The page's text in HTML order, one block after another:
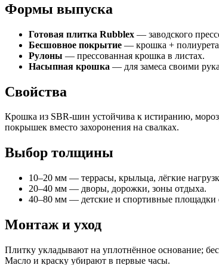
Формы выпуска
Готовая плитка Rubblex — заводского
Бесшовное покрытие — крошка +
Рулоны — прессованная крошка в листах.
Насыпная крошка — для замеса своими
Свойства
Крошка из SBR-шин устойчива к истиранию,
покрышек вместо захоронения на свалках.
Выбор толщины
10–20 мм — террасы, крыльца, лёгкие
20–40 мм — дворы, дорожки, зоны отдыха.
40–80 мм — детские и спортивные площадки
Монтаж и уход
Плитку укладывают на уплотнённое основание;
Масло и краску убирают в первые часы.